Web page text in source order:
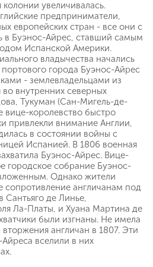
увеличивалась.
предприниматели,
европейских стран - все они с
в Буэнос-Айрес, ставший самым
Испанской Америки.
владычества начались
города Буэнос-Айрес
- землевладельцами из
внутренних северных
Тукуман (Сан-Мигель-де-
вице-королевство быстро
привлекли внимание Англии,
в состоянии войны с
Испанией. В 1806 военная
Буэнос-Айрес. Вице-
городское собрание Буэнос-
Однако жители
сопротивление англичанам под
Сантьяго де Линье,
Ла-Платы, и Хуана Мартина де
были изгнаны. Не имела
англичан в 1807. Эти
вселили в них